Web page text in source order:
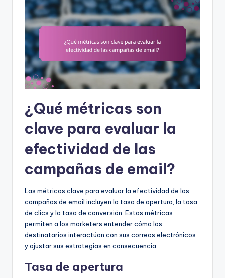
¿Qué métricas son
clave para evaluar la
efectividad de las
campañas de email?
Las métricas clave para evaluar la efectividad de las
campañas de email incluyen la tasa de apertura, la tasa
de clics y la tasa de conversión. Estas métricas
permiten a los marketers entender cómo los
destinatarios interactúan con sus correos electrónicos
y ajustar sus estrategias en consecuencia.
Tasa de apertura